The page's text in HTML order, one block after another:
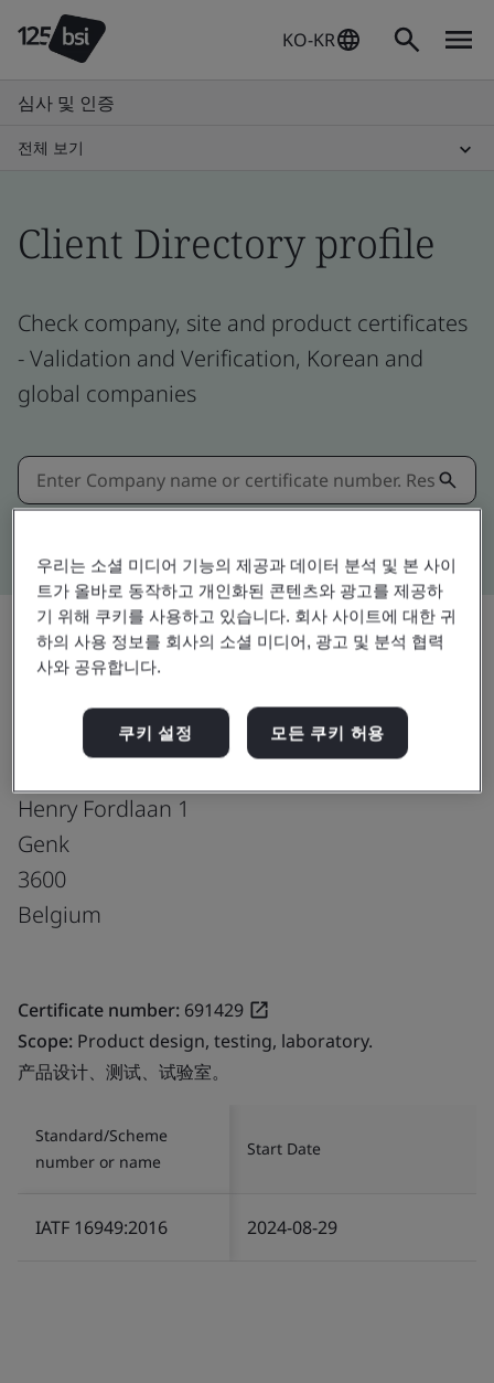
KO-KR
심사 및 인증
전체 보기
Client Directory profile
Check company, site and product certificates
- Validation and Verification, Korean and
global companies
Henry Fordlaan 1
Genk
3600
Belgium
Certificate number: 691429
Scope: Product design, testing, laboratory.
产品设计、测试、试验室。
Standard/Scheme
number or name
Start Date
IATF 16949:2016 2024-08-29
우리는 소셜 미디어 기능의 제공과 데이터 분석 및 본 사이
트가 올바로 동작하고 개인화된 콘텐츠와 광고를 제공하
기 위해 쿠키를 사용하고 있습니다. 회사 사이트에 대한 귀
하의 사용 정보를 회사의 소셜 미디어, 광고 및 분석 협력
사와 공유합니다.
쿠키 설정 모든 쿠키 허용